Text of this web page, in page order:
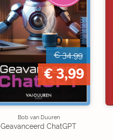
€ 34,99
€ 3,99
Bob van Duuren
Geavanceerd ChatGPT